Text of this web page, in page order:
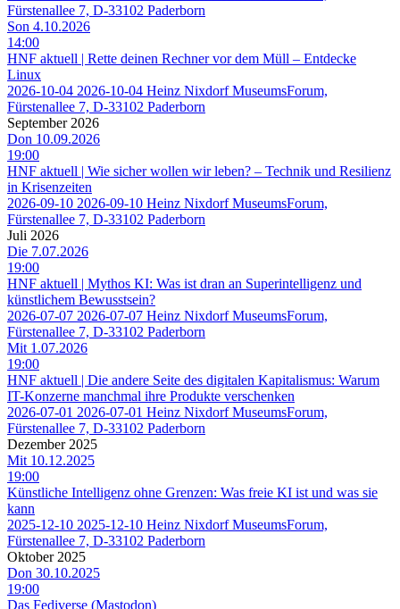
Fürstenallee 7, D-33102 Paderborn
Son 4.10.2026
14:00
HNF aktuell | Rette deinen Rechner vor dem Müll – Entdecke
Linux
2026-10-04 2026-10-04 Heinz Nixdorf MuseumsForum,
Fürstenallee 7, D-33102 Paderborn
September 2026
Don 10.09.2026
19:00
HNF aktuell | Wie sicher wollen wir leben? – Technik und Resilienz
in Krisenzeiten
2026-09-10 2026-09-10 Heinz Nixdorf MuseumsForum,
Fürstenallee 7, D-33102 Paderborn
Juli 2026
Die 7.07.2026
19:00
HNF aktuell | Mythos KI: Was ist dran an Superintelligenz und
künstlichem Bewusstsein?
2026-07-07 2026-07-07 Heinz Nixdorf MuseumsForum,
Fürstenallee 7, D-33102 Paderborn
Mit 1.07.2026
19:00
HNF aktuell | Die andere Seite des digitalen Kapitalismus: Warum
IT-Konzerne manchmal ihre Produkte verschenken
2026-07-01 2026-07-01 Heinz Nixdorf MuseumsForum,
Fürstenallee 7, D-33102 Paderborn
Dezember 2025
Mit 10.12.2025
19:00
Künstliche Intelligenz ohne Grenzen: Was freie KI ist und was sie
kann
2025-12-10 2025-12-10 Heinz Nixdorf MuseumsForum,
Fürstenallee 7, D-33102 Paderborn
Oktober 2025
Don 30.10.2025
19:00
Das Fediverse (Mastodon)